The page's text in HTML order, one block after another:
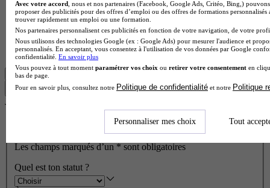
Figeac 46100
Le Bac techno STI2D spécialité innovation technologique et
éco-conception (ITEC) proposé au Lycée général et
technologique Champollion forme aux enjeux de la
conception industrielle dura…
Voir plus
Trouver ma formation
Je trouve mon école en 1 minute !
Réponds à quelques questions pour découvrir les formations
Les champs marqués d’un * sont obligatoires
Quel est ton statut ?
Avec votre accord , nous et nos partenaires (Facebook, Google Ads, Critéo, Bing,)
proposer des publicités pour des offres d’emploi ou des offres de formations
trouver rapidement un emploi ou une formation.
Nos partenaires personnalisent ces publicités en fonction de votre navigation, de votre
Nous utilisons des technologies Google (ex : Google Ads) pour mesurer l'audience et
personnalisés. En acceptant, vous consentez à l'utilisation de vos données par Google
confidentialité. En savoir plus
Vous pouvez à tout moment paramétrer vos choix ou retirer votre consentement en
bas de page.
Pour en savoir plus, consultez notre Politique de confidentialité et notre Politique
Personnaliser mes choix Tout